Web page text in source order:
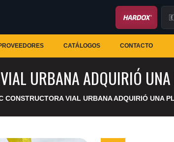
CATÁLOGOS CONTACTO
URBANA ADQUIRIÓ
CONSTRUCTORA VIAL URBANA ADQUIRIÓ UNA